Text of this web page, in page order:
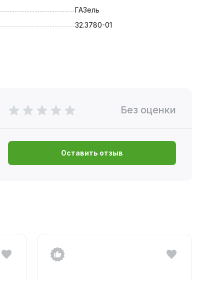
ГАЗель
32.3780-01
Без оценки
Оставить отзыв